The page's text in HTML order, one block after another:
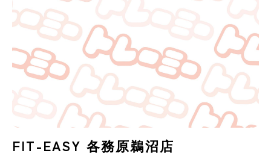
FIT-EASY 各務原鵜沼店